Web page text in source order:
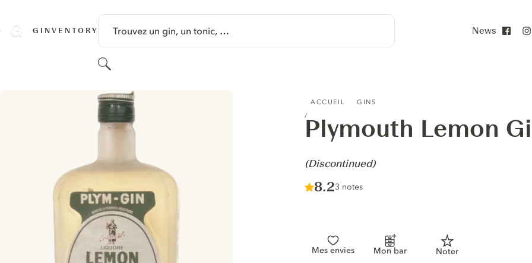
GINVENTORY Trouvez un gin, un tonic, …
Rechercher
News
ACCUEIL GINS
Plymouth Lemon
-
(Discontinued)
Score :
8.2/ 10
3 notes
Mes envies Mon bar Noter